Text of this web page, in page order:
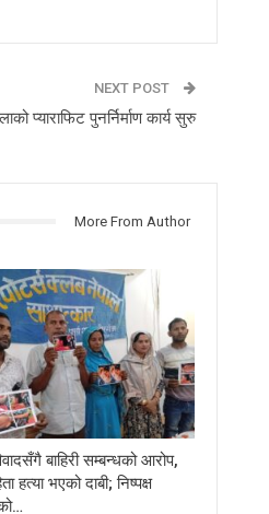
NEXT POST
प्याराफिट पुनर्निर्माण कार्य सुरु
More From Author
बाहिरी सम्बन्धको आरोप,
हत्या भएको दाबी; निष्पक्ष